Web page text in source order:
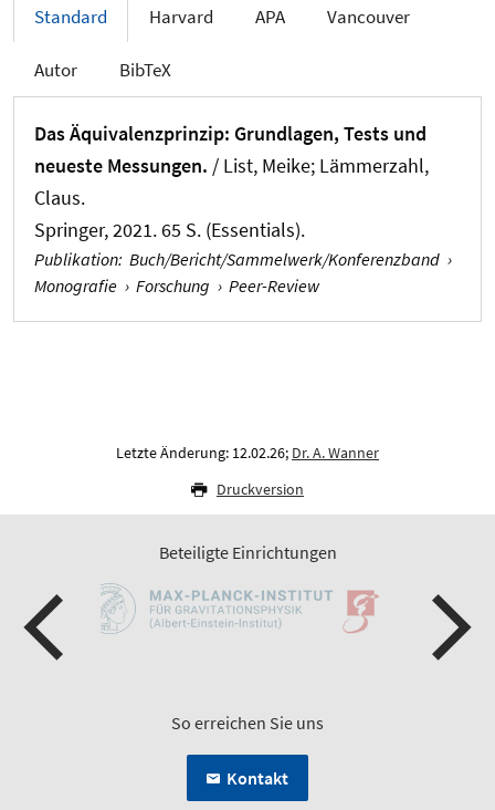
Standard Harvard APA Vancouver
Autor BibTeX
Das Äquivalenzprinzip: Grundlagen, Tests und
neueste Messungen. / List, Meike; Lämmerzahl,
Claus.
Springer, 2021. 65 S. (Essentials).
Publikation: Buch/Bericht/Sammelwerk/Konferenzband ›
Monografie › Forschung › Peer-Review
Letzte Änderung: 12.02.26; Dr. A. Wanner
Druckversion
Beteiligte Einrichtungen
So erreichen Sie uns
Kontakt